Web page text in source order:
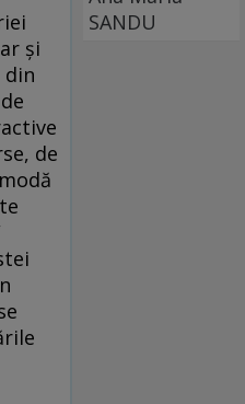
și
de
SANDU